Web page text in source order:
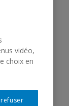
vidéo,
choix en